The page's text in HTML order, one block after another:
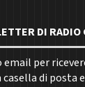
DI RADIO
per
di posta